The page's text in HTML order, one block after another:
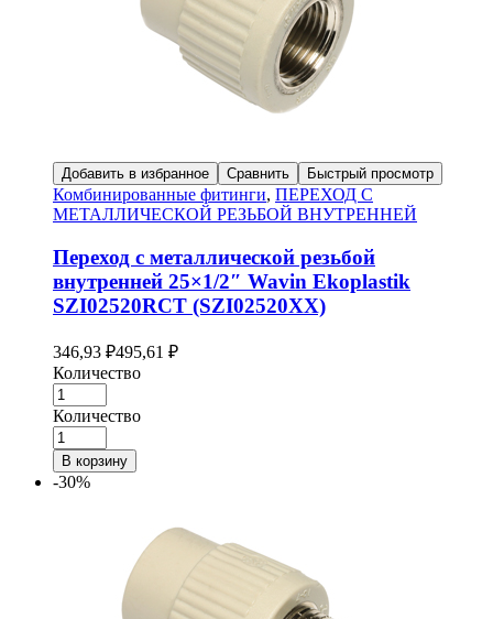
Добавить в избранное Сравнить Быстрый просмотр
Комбинированные фитинги, ПЕРЕХОД С
МЕТАЛЛИЧЕСКОЙ РЕЗЬБОЙ ВНУТРЕННЕЙ
Переход с металлической резьбой
внутренней 25×1/2″ Wavin Ekoplastik
SZI02520RCT (SZI02520XX)
346,93 ₽495,61 ₽
Количество
Количество
В корзину
-30%